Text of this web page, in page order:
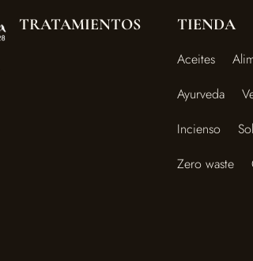
TRATAMIENTOS TIENDA
Aceites
Ayurveda
Incienso
Zero waste